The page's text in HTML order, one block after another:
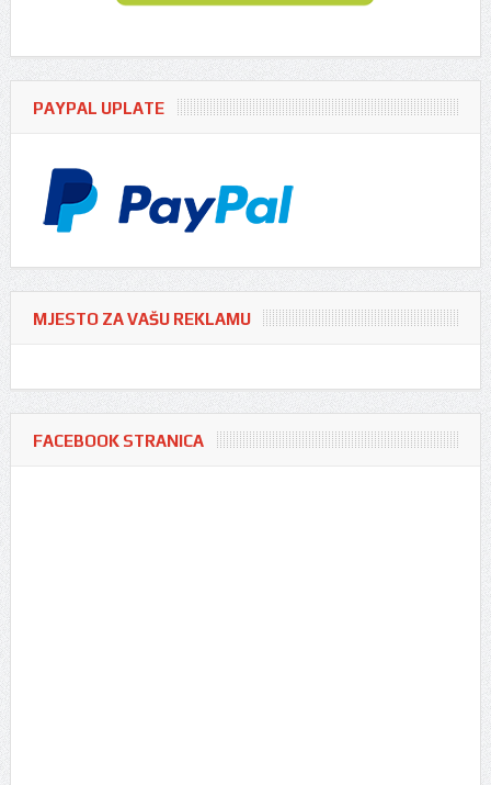
PAYPAL UPLATE
MJESTO ZA VAŠU REKLAMU
FACEBOOK STRANICA